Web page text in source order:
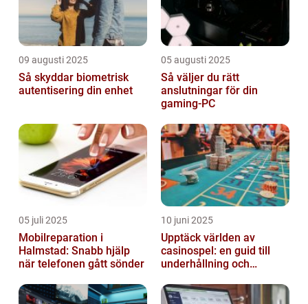
09 augusti 2025
Så skyddar biometrisk
autentisering din enhet
05 augusti 2025
Så väljer du rätt
anslutningar för din
gaming-PC
05 juli 2025
Mobilreparation i
Halmstad: Snabb hjälp
när telefonen gått sönder
10 juni 2025
Upptäck världen av
casinospel: en guid till
underhållning och